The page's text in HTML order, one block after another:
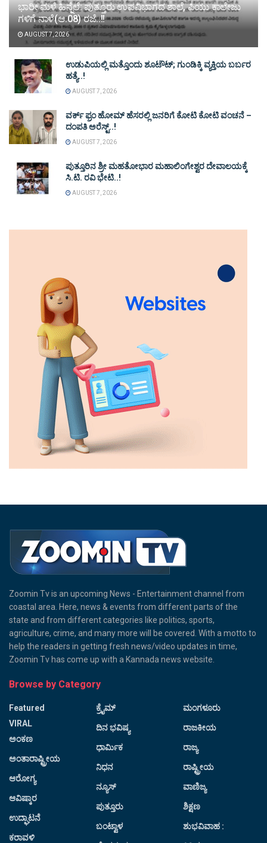
ಭಾರೀ ಮಳೆ ಹಿನ್ನೆಲೆ: ಪುತ್ತೂರು ಉಪವಿಭಾಗದ ಶಾಲೆ, ಪಿಯು ಕಾಲೇಜು
ಗಳಿಗೆ ನಾಳೆ(ಆ.08) ರಜೆ..!!
AUGUST 7, 2026
ಉಡುಪಿಯಲ್ಲಿ ಮತ್ತೊಂದು ಶೂಟೌಟ್‌; ಗುಂಡಿಕ್ಕಿ ವ್ಯಕ್ತಿಯ ಬರ್ಬರ
ಹತ್ಯೆ..!
AUGUST 7, 2026
ವರ್ಕ್ ಫ್ರಂ ಹೋಮ್ ಹೆಸರಲ್ಲಿ ಜನರಿಗೆ ಕೋಟಿ ಕೋಟಿ ವಂಚನೆ –
ದಂಪತಿ ಅರೆಸ್ಟ್..!
AUGUST 7, 2026
ಪುತ್ತೂರಿನ ಶ್ರೀ ಮಹತೋಭಾರ ಮಹಾಲಿಂಗೇಶ್ವರ ದೇವಾಲಯಕ್ಕೆ
ಸಿ.ಟಿ. ರವಿ ಭೇಟಿ..!
AUGUST 7, 2026
Zoomin Tv is an upcoming News - Entertainment channel from
coastal area. Here, news & events from different parts of the
state and from different categories like politics, sports,
agriculture, crime, and many more will be covered. With a motto to
help the readers in getting fresh news/video updates in time,
Zoomin Tv has come up with a Kannada news website.
Browse by Category
Featured
VIRAL
ಅಂಕಣ
ಅಂತಾರಾಷ್ಟ್ರೀಯ
ಆರೋಗ್ಯ
ಆವಿಷ್ಕಾರ
ಉದ್ಘಾಟನೆ
ಕರಾವಳಿ
ಕ್ರೈಮ್
ದಿನ ಭವಿಷ್ಯ
ಧಾರ್ಮಿಕ
ನಿಧನ
ನ್ಯೂಸ್
ಪುತ್ತೂರು
ಬಂಟ್ವಾಳ
ಮಂಗಳೂರು
ರಾಜಕೀಯ
ರಾಜ್ಯ
ರಾಷ್ಟ್ರೀಯ
ವಾಣಿಜ್ಯ
ಶಿಕ್ಷಣ
ಶುಭವಿವಾಹ :